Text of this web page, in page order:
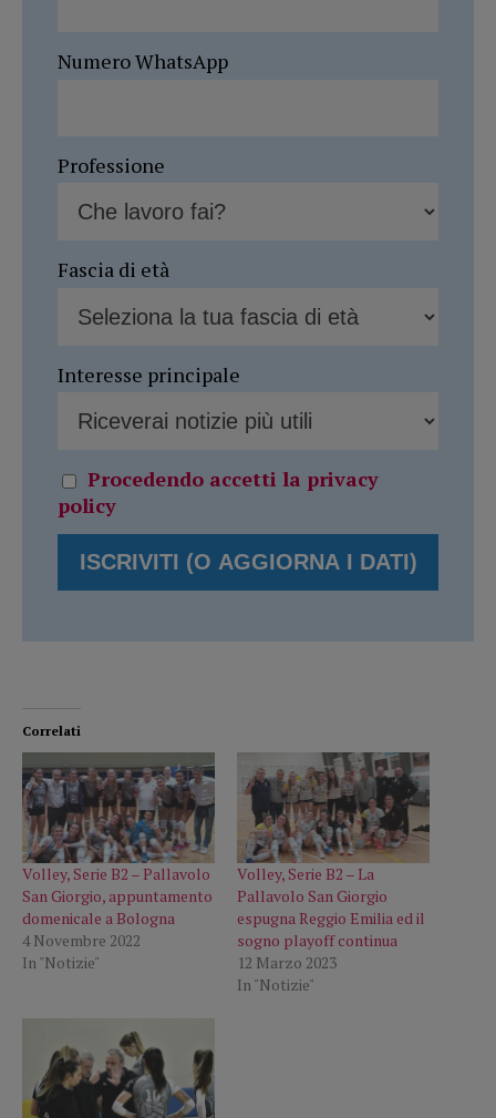
Numero WhatsApp
Professione
Fascia di età
Interesse principale
Procedendo accetti la privacy
policy
Correlati
Volley, Serie B2 – Pallavolo
San Giorgio, appuntamento
domenicale a Bologna
4 Novembre 2022
In "Notizie"
Volley, Serie B2 – La
Pallavolo San Giorgio
espugna Reggio Emilia ed il
sogno playoff continua
12 Marzo 2023
In "Notizie"